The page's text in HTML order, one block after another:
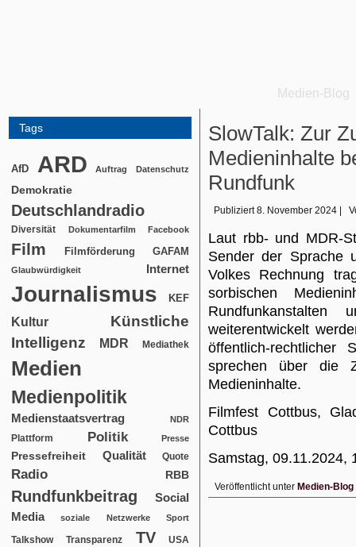
Medien-Blog
Tags
AfD ARD Auftrag Datenschutz
Demokratie
Deutschlandradio
Diversität Dokumentarfilm Facebook
Film Filmförderung GAFAM
Glaubwürdigkeit Internet
Journalismus KEF
Kultur
Künstliche
Intelligenz
MDR Mediathek
Medien
Medienpolitik
Medienstaatsvertrag NDR
Plattform Politik Presse
Pressefreiheit Qualität Quote
Radio RBB
Rundfunkbeitrag
Social
Media
soziale Netzwerke Sport
Talkshow Transparenz TV USA
SlowTalk: Zur
Medieninhalte
Rundfunk
Publiziert 8. November 2024
Laut rbb- und MDR-
Sender der Sprache
Volkes Rechnung
sorbischen
weiterentwickelt
öffentlich-rechtlicher
sprechen über die
Medieninhalte.
Filmfest Cottbus,
Cottbus
Samstag, 09.11.2024,
Veröffentlicht unter Medien-Blog